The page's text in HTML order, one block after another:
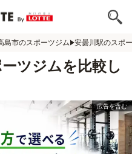
島市のスポーツジム 安曇川駅のスポ
ツジムを比較し